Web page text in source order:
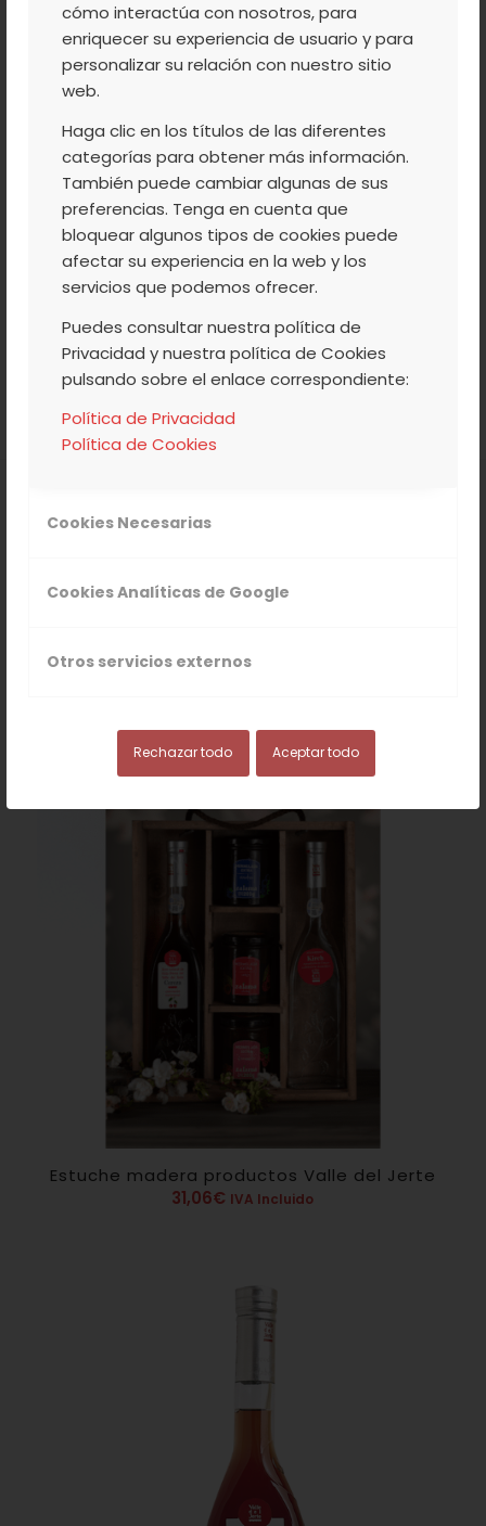
cómo interactúa con nosotros, para
enriquecer su experiencia de usuario y para
personalizar su relación con nuestro sitio
web.
Haga clic en los títulos de las diferentes
categorías para obtener más información.
También puede cambiar algunas de sus
preferencias. Tenga en cuenta que
bloquear algunos tipos de cookies puede
afectar su experiencia en la web y los
servicios que podemos ofrecer.
Puedes consultar nuestra política de
Privacidad y nuestra política de Cookies
pulsando sobre el enlace correspondiente:
Política de Privacidad
Política de Cookies
Cookies Necesarias
Cookies Analíticas de Google
Otros servicios externos
Rechazar todo Aceptar todo
CONSERVAR EN UN LUGAR
Modo de conservación
PRODUCTOS
Estuche madera productos Valle del Jerte
31,06€ IVA Incluido